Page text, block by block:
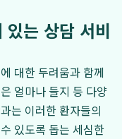
는 상담 서비
대한 두려움과 함께
얼마나 들지 등 다양
는 이러한 환자들의
있도록 돕는 세심한